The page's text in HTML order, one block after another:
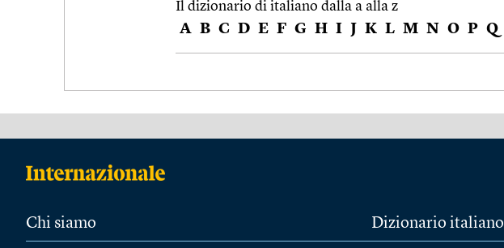
Il dizionario di italiano dalla a alla z
A B C D E F G H I J K L M N O P Q
Chi siamo Dizionario italiano